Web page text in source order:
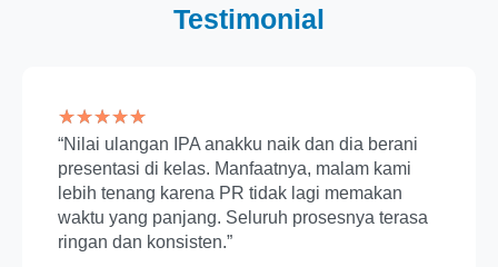
Testimonial
★★★★★
“Nilai ulangan IPA anakku naik dan dia berani
presentasi di kelas. Manfaatnya, malam kami
lebih tenang karena PR tidak lagi memakan
waktu yang panjang. Seluruh prosesnya terasa
ringan dan konsisten.”